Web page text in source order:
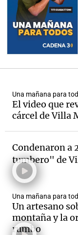
Una mañana para
El video que
cárcel de Villa
Condenaron a
tumbero" de
Una mañana para
Un artesano
montaña y la
rumbo